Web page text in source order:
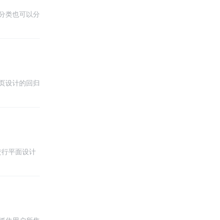
类也可以分
设计的回归
平面设计